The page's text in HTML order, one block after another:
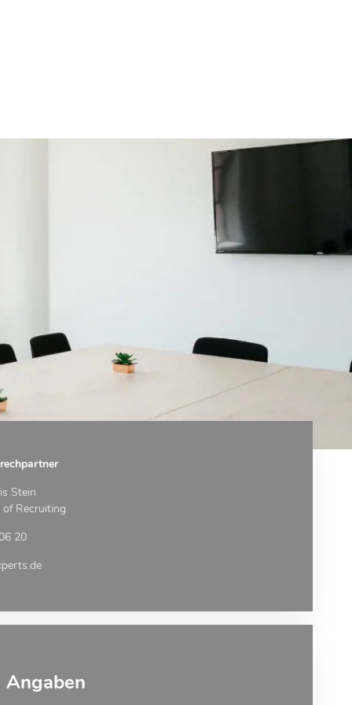
Stein
of Recruiting
20
Angaben